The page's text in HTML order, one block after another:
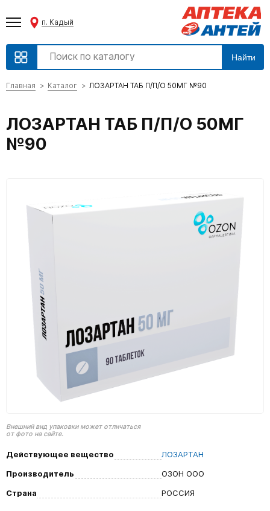
п. Кадый
Найти
Главная Каталог ЛОЗАРТАН ТАБ П/П/О 50МГ №90
ЛОЗАРТАН ТАБ П/П/О 50МГ
№90
Внешний вид упаковки может отличаться
от фото на сайте.
Действующее вещество
ЛОЗАРТАН
Производитель
ОЗОН ООО
Страна
РОССИЯ